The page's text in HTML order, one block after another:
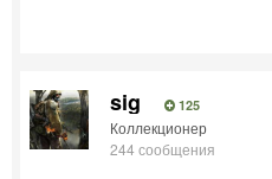
sig 125
Коллекционер
244 сообщения